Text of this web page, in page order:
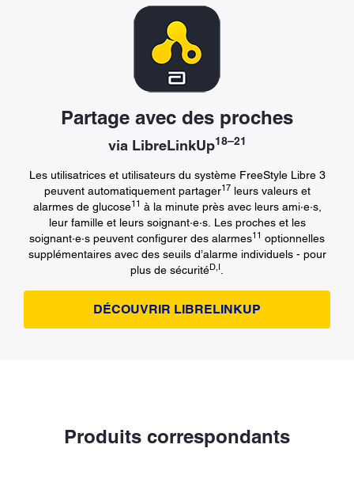
Partage avec des proches
via LibreLinkUp18–21
Les utilisatrices et utilisateurs du système FreeStyle Libre 3
peuvent automatiquement partager17 leurs valeurs et
alarmes de glucose11 à la minute près avec leurs ami·e·s,
leur famille et leurs soignant·e·s. Les proches et les
soignant·e·s peuvent configurer des alarmes11 optionnelles
supplémentaires avec des seuils d’alarme individuels - pour
plus de sécuritéD,I
DÉCOUVRIR LIBRELINKUP
Produits correspondants